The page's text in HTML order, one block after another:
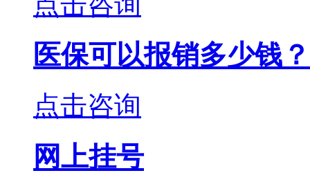
医保可以报销多少钱？
点击咨询
网上挂号